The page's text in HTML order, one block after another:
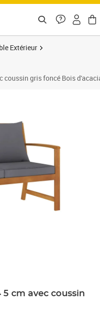
Extérieur
coussin gris foncé Bois
5 cm avec coussin